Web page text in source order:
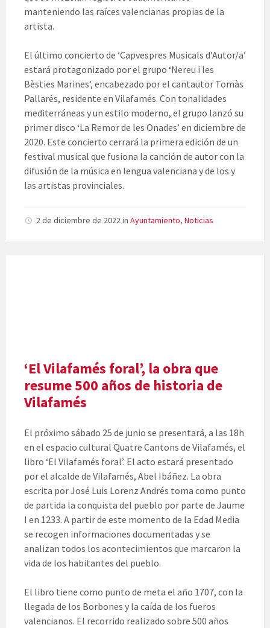
manteniendo las raíces valencianas propias de la
artista.
El último concierto de ‘Capvespres Musicals d’Autor/a’
estará protagonizado por el grupo ‘Nereu i les
Bèsties Marines’, encabezado por el cantautor Tomàs
Pallarés, residente en Vilafamés. Con tonalidades
mediterráneas y un estilo moderno, el grupo lanzó su
primer disco ‘La Remor de les Onades’ en diciembre de
2020. Este concierto cerrará la primera edición de un
festival musical que fusiona la canción de autor con la
difusión de la música en lengua valenciana y de los y
las artistas provinciales.
2 de diciembre de 2022in Ayuntamiento, Noticias
‘El Vilafamés foral’, la obra que
resume 500 años de historia de
Vilafamés
El próximo sábado 25 de junio se presentará, a las 18h
en el espacio cultural Quatre Cantons de Vilafamés, el
libro ‘El Vilafamés foral’. El acto estará presentado
por el alcalde de Vilafamés, Abel Ibáñez. La obra
escrita por José Luis Lorenz Andrés toma como punto
de partida la conquista del pueblo por parte de Jaume
I en 1233. A partir de este momento de la Edad Media
se recogen informaciones documentadas y se
analizan todos los acontecimientos que marcaron la
vida de los habitantes del pueblo.
El libro tiene como punto de meta el año 1707, con la
llegada de los Borbones y la caída de los fueros
valencianos. El recorrido realizado sobre 500 años